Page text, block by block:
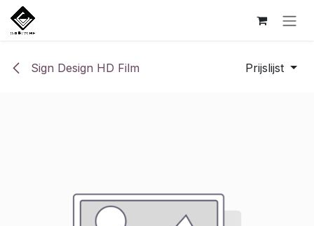
Overslaan naar inhoud
Sign Design HD Film Prijslijst